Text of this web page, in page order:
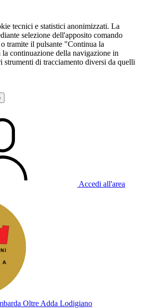
tecnici e statistici anonimizzati. La
selezione dell'apposito comando
tramite il pulsante "Continua la
continuazione della navigazione in
strumenti di tracciamento diversi da quelli
Accedi all'area
Oltre Adda Lodigiano